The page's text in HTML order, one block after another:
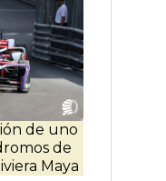
de uno
de
Maya